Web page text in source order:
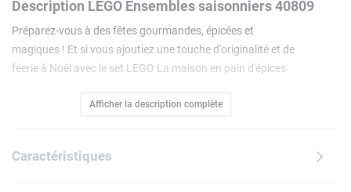
Description LEGO Ensembles saisonniers 40809
Préparez-vous à des fêtes gourmandes, épicées et
magiques ! Et si vous ajoutiez une touche d'originalité et de
féerie à Noël avec le set LEGO La maison en pain d'épices
apprentis lutins et boulangers prendront plaisir à construire
enchanteur. Le modèle s'ouvre pour révéler le bureau, la
Afficher la description complète
Caractéristiques